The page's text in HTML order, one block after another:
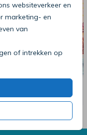
websiteverkeer en
marketing- en
van
of intrekken op